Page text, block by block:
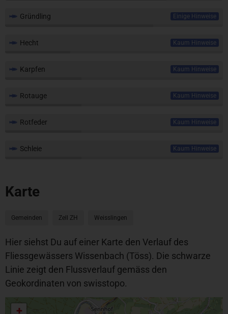
Karte
Gemeinden Zell ZH Weisslingen
Hier siehst Du auf einer Karte den Verlauf des
Fliessgewässers Wissenbach (Töss). Die schwarze
Linie zeigt den Flussverlauf gemäss den
Geokordinaten von swisstopo.
+
Gründling Einige Hinweise
Hecht Kaum Hinweise
Karpfen Kaum Hinweise
Rotauge Kaum Hinweise
Rotfeder Kaum Hinweise
Schleie Kaum Hinweise